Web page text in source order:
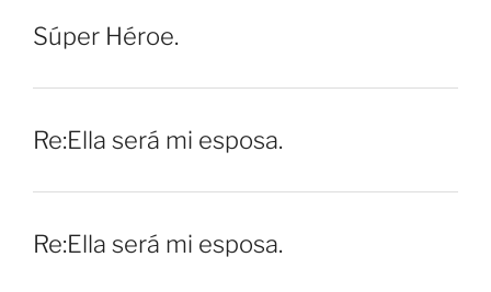
Súper Héroe.
Re:Ella será mi esposa.
Re:Ella será mi esposa.